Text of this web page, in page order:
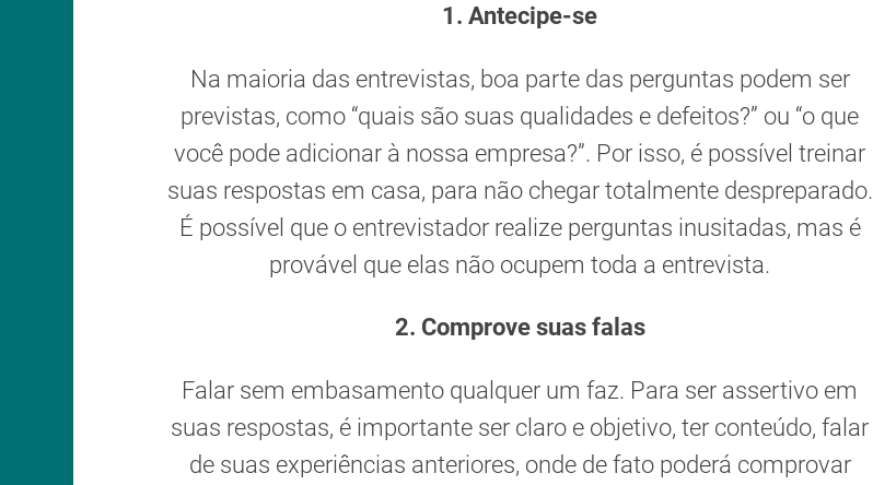
1. Antecipe-se
Na maioria das entrevistas, boa parte das perguntas podem ser
previstas, como “quais são suas qualidades e defeitos?” ou “o que
você pode adicionar à nossa empresa?”. Por isso, é possível treinar
suas respostas em casa, para não chegar totalmente despreparado.
É possível que o entrevistador realize perguntas inusitadas, mas é
provável que elas não ocupem toda a entrevista.
2. Comprove suas falas
Falar sem embasamento qualquer um faz. Para ser assertivo em
suas respostas, é importante ser claro e objetivo, ter conteúdo, falar
de suas experiências anteriores, onde de fato poderá comprovar